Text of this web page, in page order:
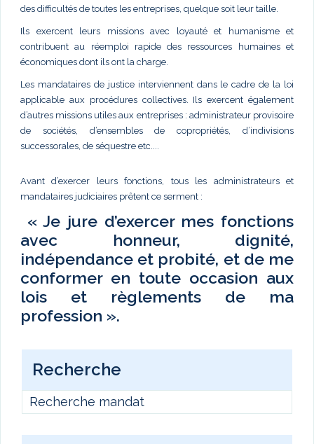
des difficultés de toutes les entreprises, quelque soit leur taille.
Ils exercent leurs missions avec loyauté et humanisme et
contribuent au réemploi rapide des ressources humaines et
économiques dont ils ont la charge.
Les mandataires de justice interviennent dans le cadre de la loi
applicable aux procédures collectives. Ils exercent également
d’autres missions utiles aux entreprises : administrateur provisoire
de sociétés, d’ensembles de copropriétés, d’indivisions
successorales, de séquestre etc....
Avant d’exercer leurs fonctions, tous les administrateurs et
mandataires judiciaires prêtent ce serment :
« Je jure d’exercer mes fonctions
avec honneur, dignité,
indépendance et probité, et de me
conformer en toute occasion aux
lois et règlements de ma
profession ».
Recherche
Recherche mandat